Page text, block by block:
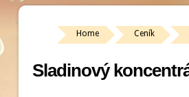
Home Ceník
Sladinový